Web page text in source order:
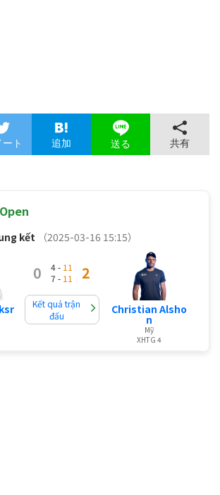
ート 追加 送る 共有
kết （2025-03-16 15:15）
0 4 - 11
7 - 11 2
Kết quả trận
đấu
Christian Alsho
n
Mỹ
XHTG 4